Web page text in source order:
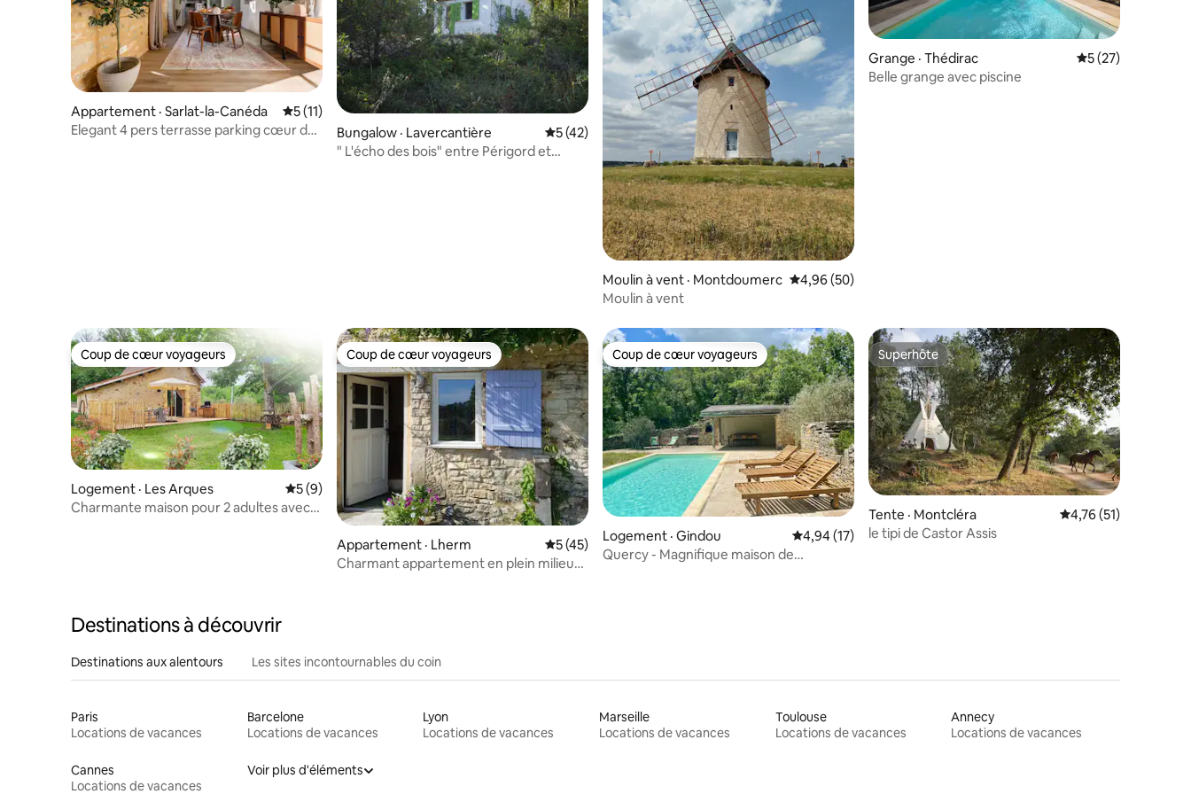
Appartement · Sarlat-la-Canéda Note moyenne de 5 sur 5, 11 commentaires
5 (11)
Elegant 4 pers terrasse parking cœur de
Bungalow · Lavercantière Note moyenne de 5 sur 5, 42 commentaires
5 (42)
" L'écho des bois" entre Périgord et
Moulin à vent · Montdoumerc Note moyenne de 4,96 sur 5, 50 commentaires
4,96 (50)
Moulin à vent
Grange · Thédirac Note moyenne de
5 (27)
Belle grange avec piscine
Coup de cœur voyageurs
Coup de cœur voyageurs
Logement · Les Arques Note moyenne de 5 sur 5, 9 commentaires
5 (9)
Charmante maison pour 2 adultes avec
Coup de cœur voyageurs
Coup de cœur voyageurs
Appartement · Lherm Note moyenne de 5 sur 5, 45 commentaires
5 (45)
Charmant appartement en plein milieu
Coup de cœur voyageurs
Coup de cœur voyageurs
Logement · Gindou Note moyenne de 4,94 sur 5, 17 commentaires
4,94 (17)
Quercy - Magnifique maison de
Superhôte
Superhôte
Tente · Montcléra Note moyenne de
4,76 (51)
le tipi de Castor Assis
Destinations à découvrir
Destinations aux alentours Les sites incontournables du coin
Paris
Locations de vacances
Barcelone
Locations de vacances
Lyon
Locations de vacances
Marseille
Locations de vacances
Toulouse
Locations de vacances
Annecy
Locations de vacances
Cannes
Locations de vacances
Voir plus d'éléments